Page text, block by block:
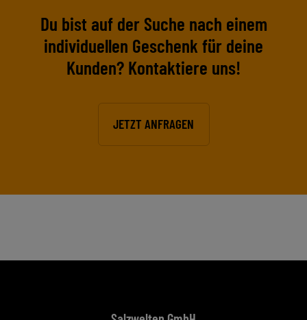
Du bist auf der Suche nach einem
individuellen Geschenk für deine
Kunden? Kontaktiere uns!
JETZT ANFRAGEN